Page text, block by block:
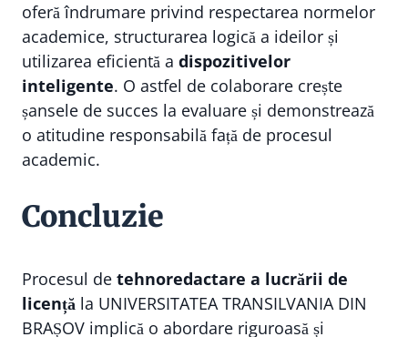
oferă îndrumare privind respectarea normelor
academice, structurarea logică a ideilor și
utilizarea eficientă a dispozitivelor
inteligente. O astfel de colaborare crește
șansele de succes la evaluare și demonstrează
o atitudine responsabilă față de procesul
academic.
Concluzie
Procesul de tehnoredactare a lucrării de
licență la UNIVERSITATEA TRANSILVANIA DIN
BRAȘOV implică o abordare riguroasă și